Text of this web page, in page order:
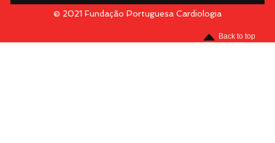
© 2021 Fundação Portuguesa Cardiologia
Back to top